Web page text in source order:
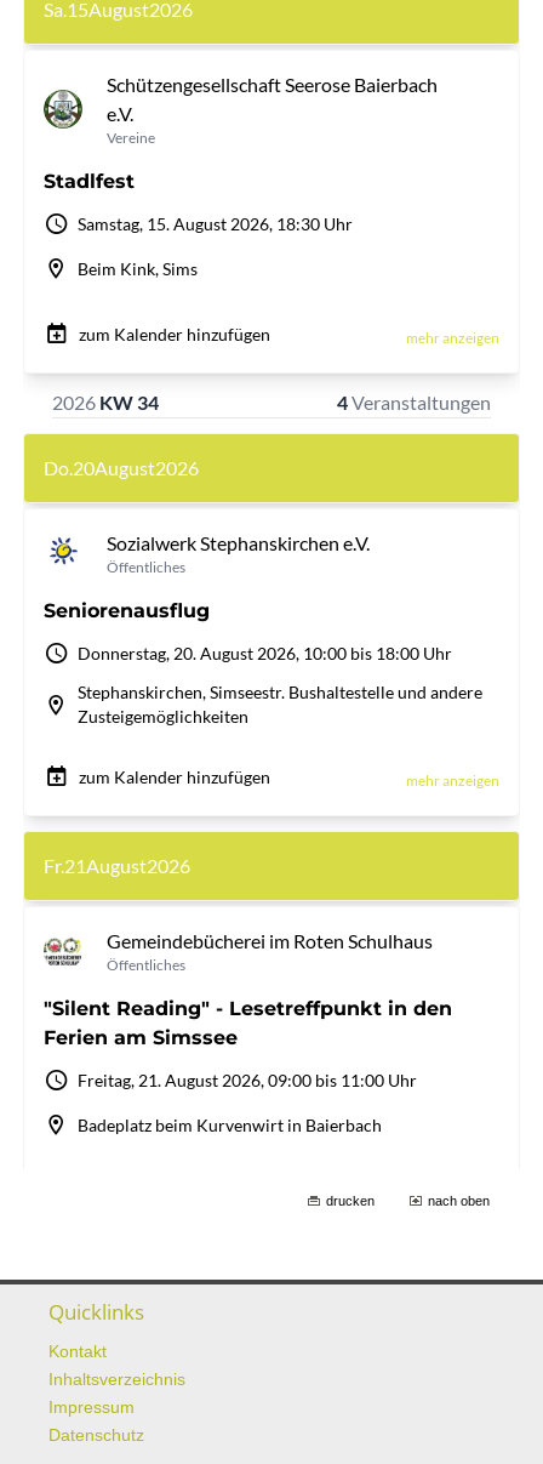
drucken nach oben
Quicklinks
Kontakt
Inhaltsverzeichnis
Impressum
Datenschutz